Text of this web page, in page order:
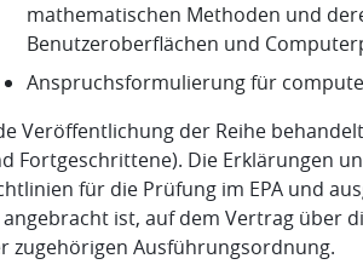
mathematischen Methoden und
Benutzeroberflächen und
Anspruchsformulierung für
Veröffentlichung der Reihe
Fortgeschrittene). Die Erklärungen
für die Prüfung im EPA und
angebracht ist, auf dem Vertrag über
zugehörigen Ausführungsordnung.